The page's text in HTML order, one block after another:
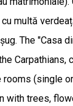
multă
The "Casa
Carpathians,
(single
with trees,